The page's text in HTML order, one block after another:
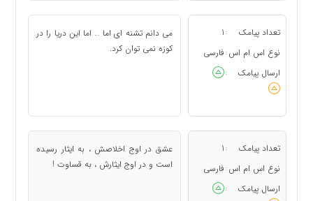
تعداد پیامک :
1
نوع اس ام اس : فارسی
ارسال پیامک
:
می دانم تشنه ای اما … اما این دریا را در
کوزه نمی توان کرد.
تعداد پیامک :
1
نوع اس ام اس : فارسی
ارسال پیامک
:
عشق در اوج اخلاصش ، به ایثار رسیده
است و در اوج ایثارش ، به قساوت !